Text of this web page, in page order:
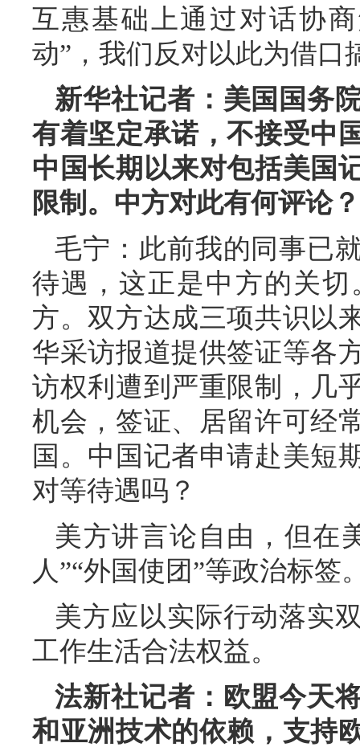
互惠基础上通过对话协
动”，我们反对以此为借口
新华社记者：美国国务
有着坚定承诺，不接受中
中国长期以来对包括美国
限制。中方对此有何评论？
毛宁：此前我的同事已
待遇，这正是中方的关
方。双方达成三项共识以
华采访报道提供签证等各
访权利遭到严重限制，几
机会，签证、居留许可经
国。中国记者申请赴美短
对等待遇吗？
美方讲言论自由，但在
人”“外国使团”等政治标
美方应以实际行动落实
工作生活合法权益。
法新社记者：欧盟今天
和亚洲技术的依赖，支持